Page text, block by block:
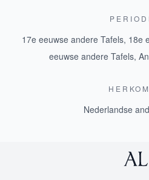
17e eeuwse andere Tafels, 18e
eeuwse andere Tafels,
Nederlandse